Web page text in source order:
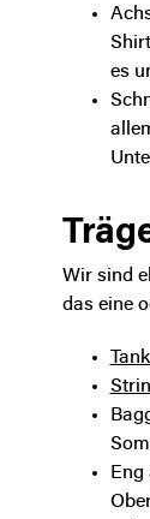
es
Wir sind
das eine